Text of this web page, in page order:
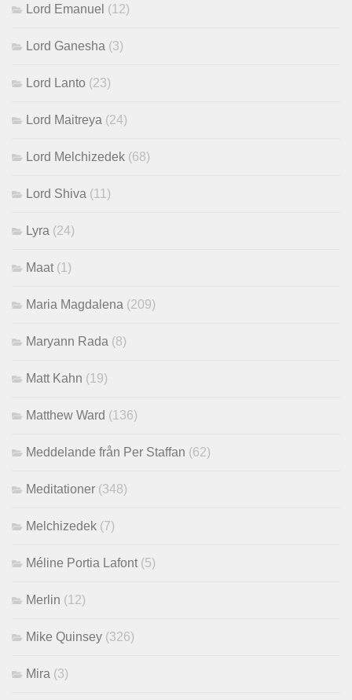
Lord Emanuel (12)
Lord Ganesha (3)
Lord Lanto (23)
Lord Maitreya (24)
Lord Melchizedek (68)
Lord Shiva (11)
Lyra (24)
Maat (1)
Maria Magdalena (209)
Maryann Rada (8)
Matt Kahn (19)
Matthew Ward (136)
Meddelande från Per Staffan (62)
Meditationer (348)
Melchizedek (7)
Méline Portia Lafont (5)
Merlin (12)
Mike Quinsey (326)
Mira (3)